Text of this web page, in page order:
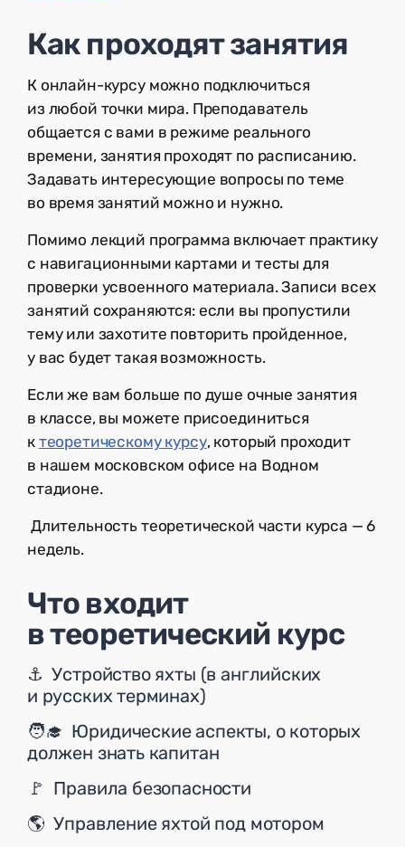
Как проходят занятия
К онлайн-курсу можно подключиться
из любой точки мира. Преподаватель
общается с вами в режиме реального
времени, занятия проходят по расписанию.
Задавать интересующие вопросы по теме
во время занятий можно и нужно.
Помимо лекций программа включает практику
с навигационными картами и тесты для
проверки усвоенного материала. Записи всех
занятий сохраняются: если вы пропустили
тему или захотите повторить пройденное,
у вас будет такая возможность.
Если же вам больше по душе очные занятия
в классе, вы можете присоединиться
к теоретическому курсу, который проходит
в нашем московском офисе на Водном
стадионе.
Длительность теоретической части курса — 6
недель.
Что входит
в теоретический курс
⚓️ Устройство яхты (в английских
и русских терминах)
🧑‍🎓 Юридические аспекты, о которых
должен знать капитан
🚩 Правила безопасности
🌎 Управление яхтой под мотором